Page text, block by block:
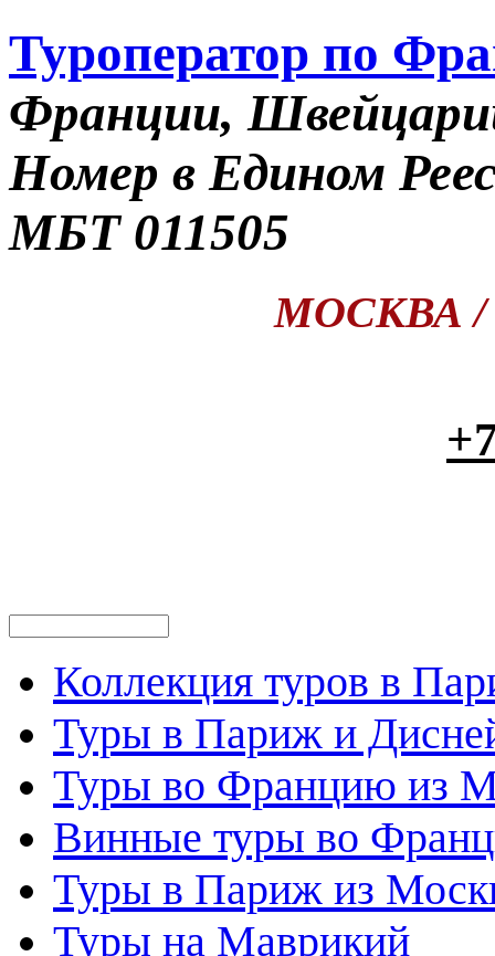
Туроператор по
Франции,
Номер в Едином
МБТ 011505
МОСКВА /
Коллекция туров в
Туры в Париж и
Туры во Францию из
Винные туры во
Туры в Париж из
Туры на Маврикий